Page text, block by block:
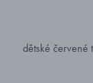
dětské červené